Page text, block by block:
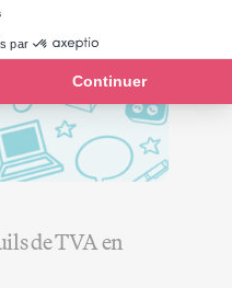
par
Continuer
de TVA en